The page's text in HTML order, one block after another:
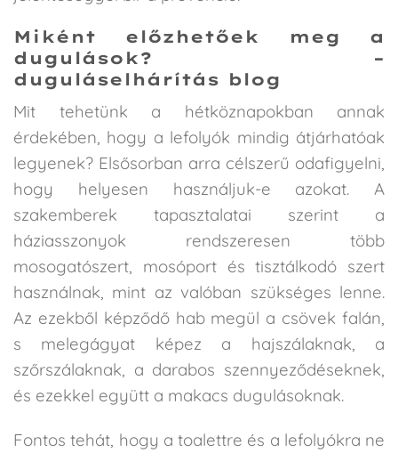
Miként előzhetőek meg a
dugulások? –
duguláselhárítás blog
Mit tehetünk a hétköznapokban annak
érdekében, hogy a lefolyók mindig átjárhatóak
legyenek? Elsősorban arra célszerű odafigyelni,
hogy helyesen használjuk-e azokat. A
szakemberek tapasztalatai szerint a
háziasszonyok rendszeresen több
mosogatószert, mosóport és tisztálkodó szert
használnak, mint az valóban szükséges lenne.
Az ezekből képződő hab megül a csövek falán,
s melegágyat képez a hajszálaknak, a
szőrszálaknak, a darabos szennyeződéseknek,
és ezekkel együtt a makacs dugulásoknak.
Fontos tehát, hogy a toalettre és a lefolyókra ne